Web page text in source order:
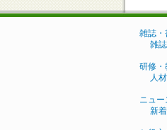
雑誌・
雑誌
研修・
人
ニュー
新